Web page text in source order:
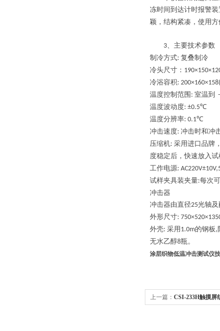
冻时间到达计时报警
颖，结构紧凑，使用方
3、主要技术参数
制冷方式: 复叠制冷
冷头尺寸：
冷浴容积:
温度控制范围 : 室温到
温度波动度: ±0.5℃
温度分辨率: 0.1℃
冲击速度: 冲击时和冲
压缩机: 采用进口品牌
度稳定后，快速放入试
工作电源:
试样夹具装夹量:每次
冲击器
冲击器由直径25光轴
外形尺寸:
外壳: 采用 1.0m的钢板 ,
无水乙醇8瓶。
涂层织物低温冲击测试仪
上一篇： CSI-233H触摸屏